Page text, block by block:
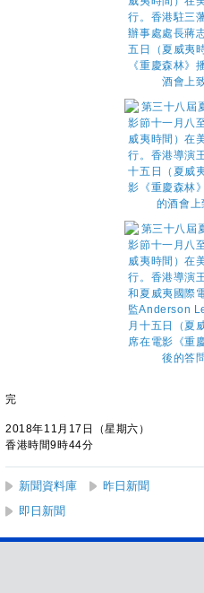
完
2018年11月17日（星期六）
香港時間9時44分
新聞資料庫 昨日新聞
即日新聞